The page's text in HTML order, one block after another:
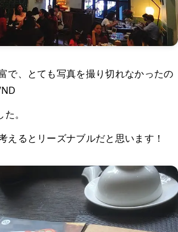
で、とても写真を撮り切れなかったの
。
えるとリーズナブルだと思います！